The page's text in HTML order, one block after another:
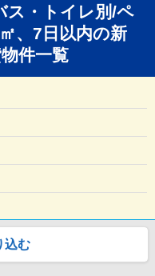
ス・トイレ別/ペ
、7日以内の新
件一覧
込む